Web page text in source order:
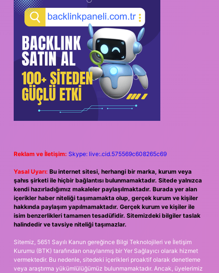
Reklam ve İletişim: Skype: live:.cid.575569c608265c69
Yasal Uyarı: Bu internet sitesi, herhangi bir marka, kurum veya
şahıs şirketi ile hiçbir bağlantısı bulunmamaktadır. Sitede yalnızca
kendi hazırladığımız makaleler paylaşılmaktadır. Burada yer alan
içerikler haber niteliği taşımamakta olup, gerçek kurum ve kişiler
hakkında paylaşım yapılmamaktadır. Gerçek kurum ve kişiler ile
isim benzerlikleri tamamen tesadüfidir. Sitemizdeki bilgiler taslak
halindedir ve tavsiye niteliği taşımazlar.
Sitemiz, 5651 Sayılı Kanun gereğince Bilgi Teknolojileri ve İletişim
Kurumu (BTK) tarafından onaylanmış bir Yer Sağlayıcı olarak hizmet
vermektedir. Bu nedenle, sitedeki içerikleri proaktif olarak denetleme
veya araştırma yükümlülüğümüz bulunmamaktadır. Ancak, üyelerimiz